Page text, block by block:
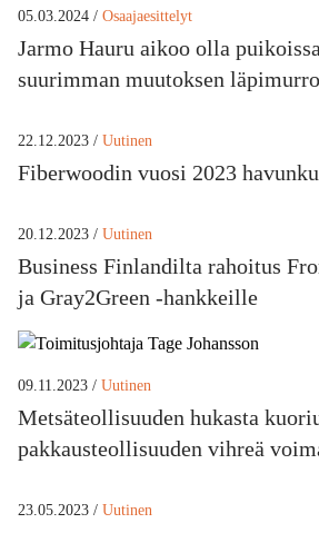
05.03.2024 / Osaajaesittelyt
Jarmo Hauru aikoo olla
suurimman muutoksen
22.12.2023 / Uutinen
Fiberwoodin vuosi 2023
20.12.2023 / Uutinen
Business Finlandilta rahoitus
ja Gray2Green -hankkeille
09.11.2023 / Uutinen
Metsäteollisuuden hukasta
pakkaus­teollisuuden vihreä
23.05.2023 / Uutinen